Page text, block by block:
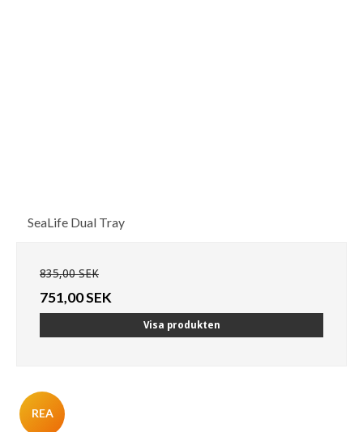
SeaLife Dual Tray
835,00 SEK
751,00 SEK
Visa produkten
REA